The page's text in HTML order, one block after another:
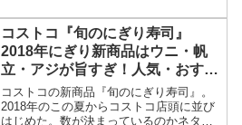
コストコ『旬のにぎり寿司』
2018年にぎり新商品はウニ・帆
立・アジが旨すぎ！人気・おすす
め度MAXですね!!
コストコの新商品『旬のにぎり寿司』。
2018年のこの夏からコストコ店頭に並び
はじめた。数が決まっているのかネタ切